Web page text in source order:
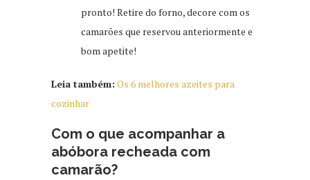
pronto! Retire do forno, decore com os
camarões que reservou anteriormente e
bom apetite!
Leia também: Os 6 melhores azeites para
cozinhar
Com o que acompanhar a
abóbora recheada com
camarão?